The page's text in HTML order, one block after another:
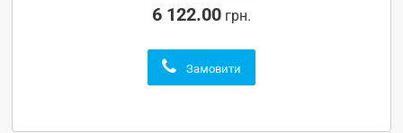
6 122.00 грн.
Замовити